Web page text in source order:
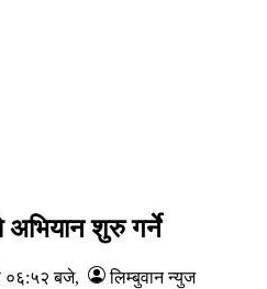
शुरु गर्ने
०६:५२ बजे, लिम्बुवान न्युज